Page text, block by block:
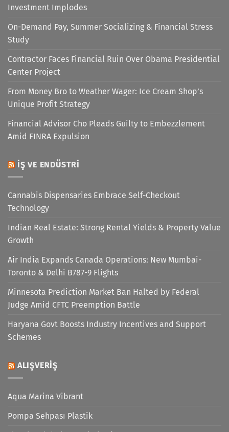
Investment Implodes
On-Demand Pay, Summer Socializing & Financial Stress
Study
Contractor Faces Financial Ruin Over Obama Presidential
Center Project
From Money Bro to Weather Wager: Ice Cream Shop’s
Unique Profit Strategy
Financial Advisor Cho Pleads Guilty to Embezzlement
Amid FINRA Expulsion
İŞ VE ENDÜSTRI
Cannabis Dispensaries Embrace Self-Checkout
Technology
Indian Real Estate: Strong Rental Yields & Property Value
Growth
Air India Expands Canada Operations: New Mumbai-
Toronto & Delhi B787-9 Flights
Minnesota Prediction Market Ban Halted by Federal
Judge Amid CFTC Preemption Battle
Haryana Govt Boosts Industry Incentives and Support
Schemes
ALIŞVERIŞ
Aqua Marina Vibrant
Pompa Sehpası Plastik